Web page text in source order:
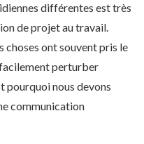
différentes est très
de projet au travail.
choses ont souvent pris le
perturber
pourquoi nous devons
communication